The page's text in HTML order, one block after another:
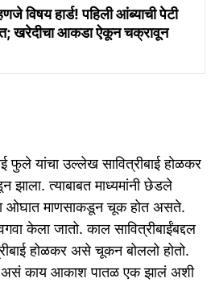
विषय हार्ड! पहिली आंब्याची पेटी
खरेदीचा आकडा ऐकून चक्रावून
फुले यांचा उल्लेख सावित्रीबाई हाेळकर
झाला. त्याबाबत माध्यमांनी छेडले
ओघात माणसाकडून चूक होत असते.
केला जातो. काल सावित्रीबाईंबद्दल
होळकर असे चूकन बोललो होतो.
असं काय आकाश पातळ एक झालं अशी